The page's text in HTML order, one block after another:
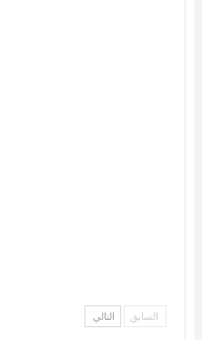
السابق التالي